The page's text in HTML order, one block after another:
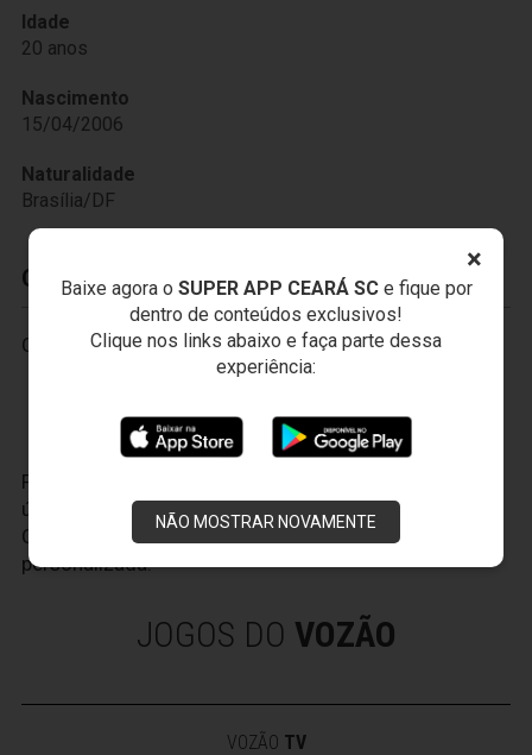
×
Baixe agora o SUPER APP CEARÁ SCe fique por
dentro de conteúdos exclusivos!
Clique nos links abaixo e faça parte dessa
experiência:
NÃO MOSTRAR NOVAMENTE
Idade
20 anos
Nascimento
15/04/2006
Naturalidade
Brasília/DF
Clubes Anteriores
Ceará/CE.
Faça seu cadastro no
única para todo o universo do Ceará Sporting Club.
Com ela, você terá uma experiência cada vez mais
personalizada.
JOGOS DO VOZÃO
VOZÃO TV